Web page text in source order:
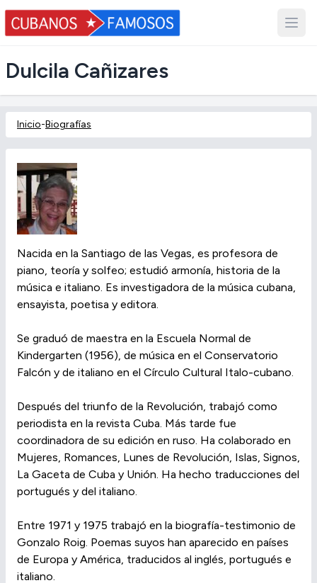
Dulcila Cañizares
Inicio-Biografías
Nacida en la Santiago de las Vegas, es profesora de
piano, teoría y solfeo; estudió armonía, historia de la
música e italiano. Es investigadora de la música cubana,
ensayista, poetisa y editora.
Se graduó de maestra en la Escuela Normal de
Kindergarten (1956), de música en el Conservatorio
Falcón y de italiano en el Círculo Cultural Italo-cubano.
Después del triunfo de la Revolución, trabajó como
periodista en la revista Cuba. Más tarde fue
coordinadora de su edición en ruso. Ha colaborado en
Mujeres, Romances, Lunes de Revolución, Islas, Signos,
La Gaceta de Cuba y Unión. Ha hecho traducciones del
portugués y del italiano.
Entre 1971 y 1975 trabajó en la biografía-testimonio de
Gonzalo Roig. Poemas suyos han aparecido en países
de Europa y América, traducidos al inglés, portugués e
italiano.